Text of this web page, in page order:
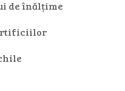
de înălțime